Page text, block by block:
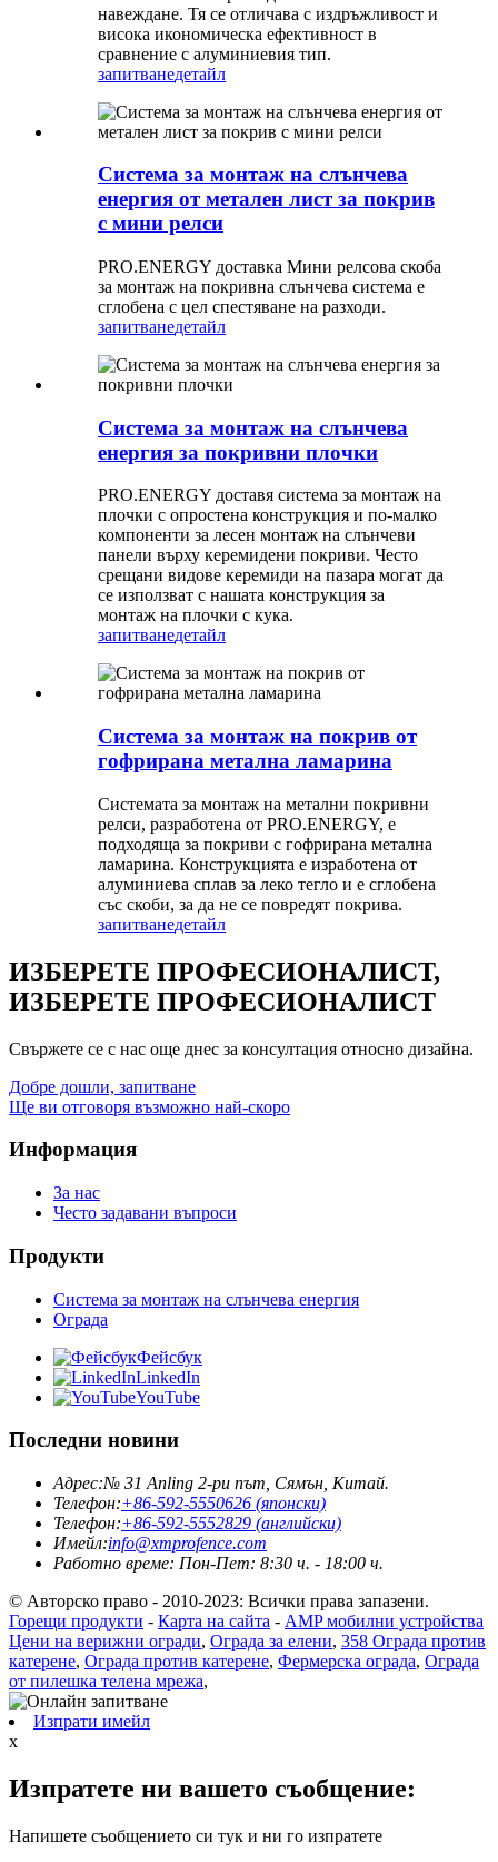
навеждане. Тя се отличава с издръжливост и
висока икономическа ефективност в
сравнение с алуминиевия тип.
запитванедетайл
Система за монтаж на слънчева
енергия от метален лист за покрив
с мини релси
PRO.ENERGY доставка Мини релсова скоба
за монтаж на покривна слънчева система е
сглобена с цел спестяване на разходи.
запитванедетайл
Система за монтаж на слънчева
енергия за покривни плочки
PRO.ENERGY доставя система за монтаж на
плочки с опростена конструкция и по-малко
компоненти за лесен монтаж на слънчеви
панели върху керемидени покриви. Често
срещани видове керемиди на пазара могат да
се използват с нашата конструкция за
монтаж на плочки с кука.
запитванедетайл
Система за монтаж на покрив от
гофрирана метална ламарина
Системата за монтаж на метални покривни
релси, разработена от PRO.ENERGY, е
подходяща за покриви с гофрирана метална
ламарина. Конструкцията е изработена от
алуминиева сплав за леко тегло и е сглобена
със скоби, за да не се повредят покрива.
запитванедетайл
ИЗБЕРЕТЕ ПРОФЕСИОНАЛИСТ,
ИЗБЕРЕТЕ ПРОФЕСИОНАЛИСТ
Свържете се с нас още днес за консултация относно дизайна.
Добре дошли, запитване
Ще ви отговоря възможно най-скоро
Информация
За нас
Често задавани въпроси
Продукти
Система за монтаж на слънчева енергия
Ограда
Фейсбук
LinkedIn
YouTube
Последни новини
Адрес:№ 31 Anling 2-ри път, Сямън, Китай.
Телефон:+86-592-5550626 (японски)
Телефон:+86-592-5552829 (английски)
Имейл:info@xmprofence.com
Работно време: Пон-Пет: 8:30 ч. - 18:00 ч.
© Авторско право - 2010-2023: Всички права запазени.
Горещи продукти - Карта на сайта - AMP мобилни устройства
Цени на верижни огради, Ограда за елени, 358 Ограда против
катерене, Ограда против катерене, Фермерска ограда, Ограда
от пилешка телена мрежа,
Изпрати имейл
x
Изпратете ни вашето съобщение:
Напишете съобщението си тук и ни го изпратете